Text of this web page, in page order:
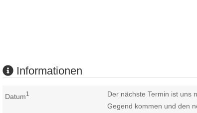
Informationen
Datum1
Der nächste Termin ist uns
Gegend kommen und den